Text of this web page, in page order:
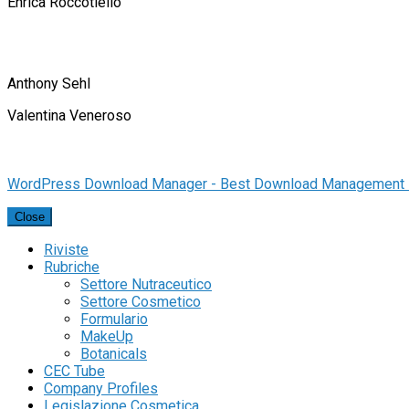
Anthony Sehl
Valentina Veneroso
WordPress Download Manager - Best Download Management
Close
Riviste
Rubriche
Settore Nutraceutico
Settore Cosmetico
Formulario
MakeUp
Botanicals
CEC Tube
Company Profiles